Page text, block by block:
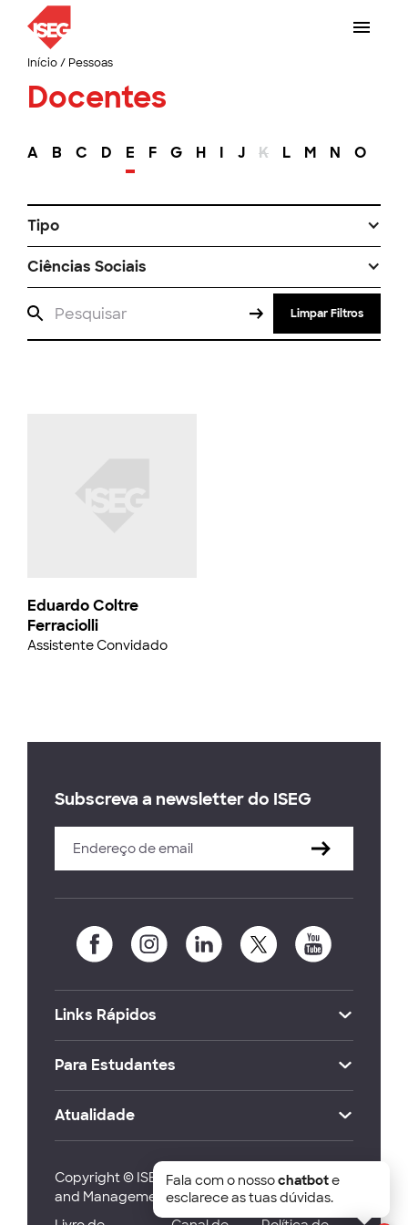
Início/ Pessoas
Docentes
A B C D E F G H I J K L M N O
Tipo
Ciências Sociais
Limpar Filtros
Eduardo Coltre
Ferraciolli
Assistente Convidado
Subscreva a newsletter do ISEG
Links Rápidos
Para Estudantes
Atualidade
Copyright © ISEG Lisbon School of Economics
and Management 2026
Fala com o nossochatbote
esclarece as tuas dúvidas.